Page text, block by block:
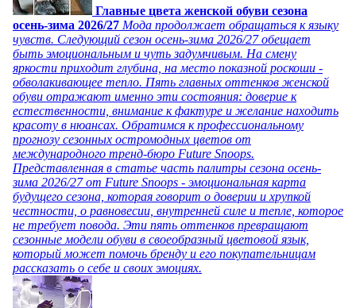
Главные цвета женской обуви сезона
осень-зима 2026/27 Мода продолжает обращаться к языку
чувств. Следующий сезон осень-зима 2026/27 обещает
быть эмоциональным и чуть задумчивым. На смену
яркости приходит глубина, на место показной роскоши -
обволакивающее тепло. Пять главных оттенков женской
обуви отражают именно эти состояния: доверие к
естественности, внимание к фактуре и желание находить
красоту в нюансах. Обратимся к профессиональному
прогнозу сезонных остромодных цветов от
международного тренд-бюро Future Snoops.
Представленная в статье часть палитры сезона осень-
зима 2026/27 от Future Snoops - эмоциональная карта
будущего сезона, которая говорит о доверии и хрупкой
честности, о равновесии, внутренней силе и тепле, которое
не требует повода. Эти пять оттенков превращают
сезонные модели обуви в своеобразный цветовой язык,
который может помочь бренду и его покупательницам
рассказать о себе и своих эмоциях.